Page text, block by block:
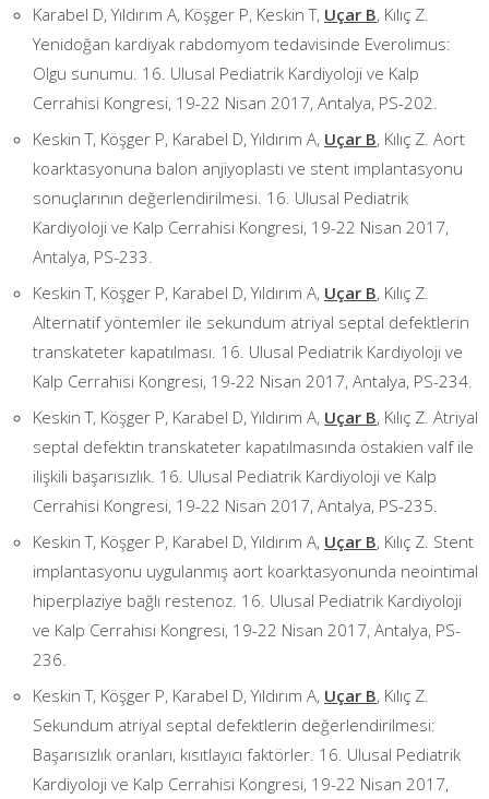
Karabel D, Yıldırım A, Köşger P, Keskin T, Uçar B, Kılıç Z.
Yenidoğan kardiyak rabdomyom tedavisinde Everolimus:
Olgu sunumu. 16. Ulusal Pediatrik Kardiyoloji ve Kalp
Cerrahisi Kongresi, 19-22 Nisan 2017, Antalya, PS-202.
Keskin T, Köşger P, Karabel D, Yıldırım A, Uçar B, Kılıç Z. Aort
koarktasyonuna balon anjiyoplasti ve stent implantasyonu
sonuçlarının değerlendirilmesi. 16. Ulusal Pediatrik
Kardiyoloji ve Kalp Cerrahisi Kongresi, 19-22 Nisan 2017,
Antalya, PS-233.
Keskin T, Köşger P, Karabel D, Yıldırım A, Uçar B, Kılıç Z.
Alternatif yöntemler ile sekundum atriyal septal defektlerin
transkateter kapatılması. 16. Ulusal Pediatrik Kardiyoloji ve
Kalp Cerrahisi Kongresi, 19-22 Nisan 2017, Antalya, PS-234.
Keskin T, Köşger P, Karabel D, Yıldırım A, Uçar B, Kılıç Z. Atriyal
septal defektin transkateter kapatılmasında östakien valf ile
ilişkili başarısızlık. 16. Ulusal Pediatrik Kardiyoloji ve Kalp
Cerrahisi Kongresi, 19-22 Nisan 2017, Antalya, PS-235.
Keskin T, Köşger P, Karabel D, Yıldırım A, Uçar B, Kılıç Z. Stent
implantasyonu uygulanmış aort koarktasyonunda neointimal
hiperplaziye bağlı restenoz. 16. Ulusal Pediatrik Kardiyoloji
ve Kalp Cerrahisi Kongresi, 19-22 Nisan 2017, Antalya, PS-
236.
Keskin T, Köşger P, Karabel D, Yıldırım A, Uçar B, Kılıç Z.
Sekundum atriyal septal defektlerin değerlendirilmesi:
Başarısızlık oranları, kısıtlayıcı faktörler. 16. Ulusal Pediatrik
Kardiyoloji ve Kalp Cerrahisi Kongresi, 19-22 Nisan 2017,